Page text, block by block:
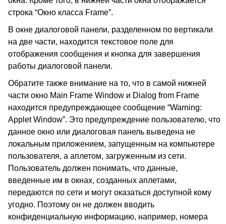
строка “Окно класса Frame”.
В окне диалоговой панели, разделенном по вертикали
на две части, находится текстовое поле для
отображения сообщения и кнопка для завершения
работы диалоговой панели.
Обратите также внимание на то, что в самой нижней
части окно Main Frame Window и Dialog from Frame
находится предупреждающее сообщение “Warning:
Applet Window”. Это предупреждение пользователю, что
данное окно или диалоговая панель выведена не
локальным приложением, запущенным на компьютере
пользователя, а аплетом, загруженным из сети.
Пользователь должен понимать, что данные,
введенные им в окнах, созданных аплетами,
передаются по сети и могут оказаться доступной кому
угодно. Поэтому он не должен вводить
конфиденциальную информацию, например, номера